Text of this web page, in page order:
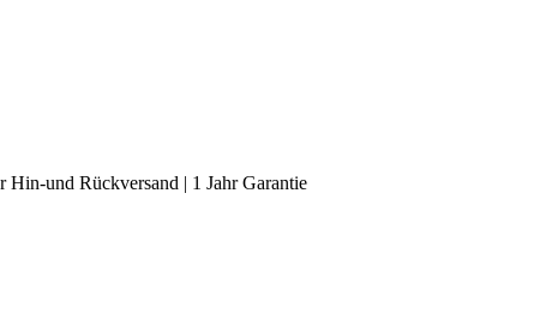
Hin-und Rückversand | 1 Jahr Garantie